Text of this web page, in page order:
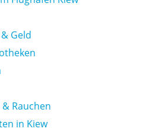
Geld
Rauchen
in Kiew